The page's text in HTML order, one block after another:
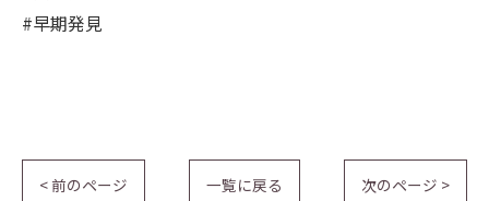
#早期発見
< 前のページ 一覧に戻る 次のページ >